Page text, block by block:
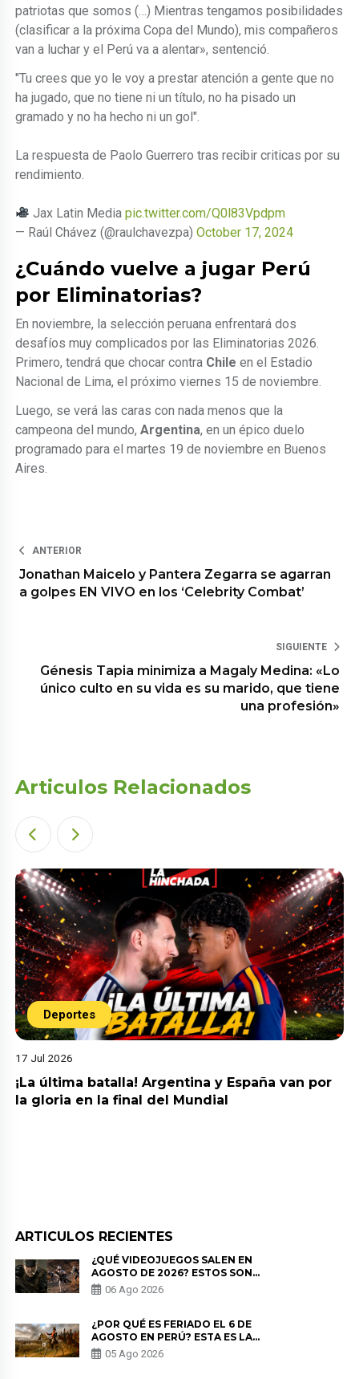
patriotas que somos (…) Mientras tengamos posibilidades
(clasificar a la próxima Copa del Mundo), mis compañeros
van a luchar y el Perú va a alentar», sentenció.
"Tu crees que yo le voy a prestar atención a gente que no
ha jugado, que no tiene ni un título, no ha pisado un
gramado y no ha hecho ni un gol".
La respuesta de Paolo Guerrero tras recibir criticas por su
rendimiento.
Jax Latin Mediapic.twitter.com/Q0l83Vpdpm
— Raúl Chávez (@raulchavezpa)October 17, 2024
¿Cuándo vuelve a jugar Perú
por Eliminatorias?
En noviembre, la selección peruana enfrentará dos
desafíos muy complicados por las Eliminatorias 2026.
Primero, tendrá que chocar contra Chile en el Estadio
Nacional de Lima, el próximo viernes 15 de noviembre.
Luego, se verá las caras con nada menos que la
campeona del mundo,Argentina, en un épico duelo
programado para el martes 19 de noviembre en Buenos
Aires.
ANTERIOR
Jonathan Maicelo y Pantera Zegarra se agarran
a golpes EN VIVO en los ‘Celebrity Combat’
SIGUIENTE
Génesis Tapia minimiza a Magaly Medina: «Lo
único culto en su vida es su marido, que tiene
una profesión»
Articulos Relacionados
Deportes
17 Jul 2026
¡La última batalla! Argentina y España van por
la gloria en la final del Mundial
ARTICULOS RECIENTES
¿QUÉ VIDEOJUEGOS SALEN EN
AGOSTO DE 2026? ESTOS SON
LOS ESTRENOS MÁS ESPERADOS
06 Ago 2026
¿POR QUÉ ES FERIADO EL 6 DE
AGOSTO EN PERÚ? ESTA ES LA
HISTORIA
05 Ago 2026